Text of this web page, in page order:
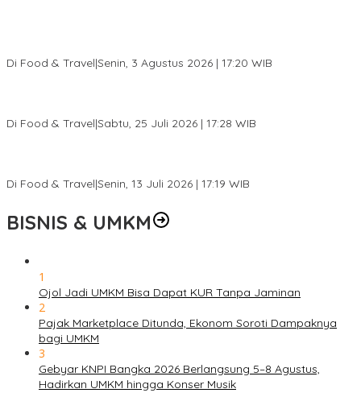
Di Food & Travel|Senin, 3 Agustus 2026 | 17:20 WIB
Di Food & Travel|Sabtu, 25 Juli 2026 | 17:28 WIB
Di Food & Travel|Senin, 13 Juli 2026 | 17:19 WIB
BISNIS & UMKM
1
Ojol Jadi UMKM Bisa Dapat KUR Tanpa Jaminan
2
Pajak Marketplace Ditunda, Ekonom Soroti Dampaknya
bagi UMKM
3
Gebyar KNPI Bangka 2026 Berlangsung 5–8 Agustus,
Hadirkan UMKM hingga Konser Musik